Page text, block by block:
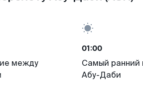
между
01:00
Самый ранний
Абу-Даби